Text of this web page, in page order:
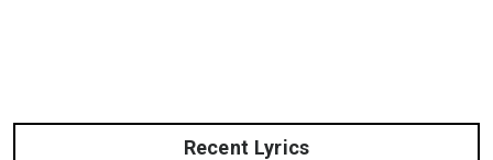
Recent Lyrics